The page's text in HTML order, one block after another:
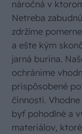
náročná v
Netreba
zdržíme
a ešte kým
jarná burina.
ochránime
prispôsobené
činnosti. Vhodne
byť pohodlné a
materiálov,